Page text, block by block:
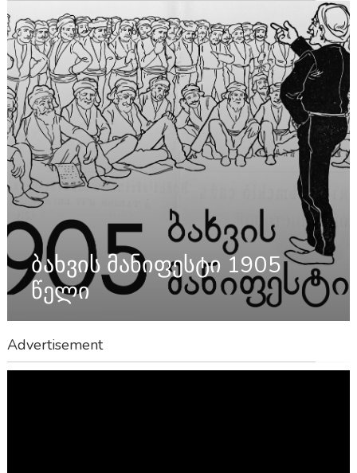
ბახვის მანიფესტი 1905
წელი
Advertisement